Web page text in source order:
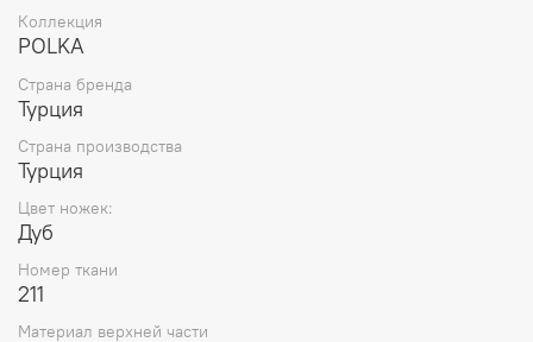
Коллекция
POLKA
Страна бренда
Турция
Страна производства
Турция
Цвет ножек:
Дуб
Номер ткани
211
Материал верхней части